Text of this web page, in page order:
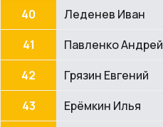
40
Леденев Иван
41
Павленко Андрей
42
Грязин Евгений
43
Ерёмкин Илья